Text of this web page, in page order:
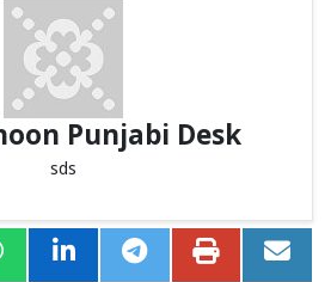
Punjabi Desk
sds